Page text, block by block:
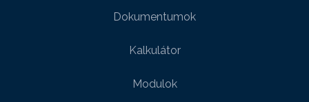
Dokumentumok
Kalkulátor
Modulok